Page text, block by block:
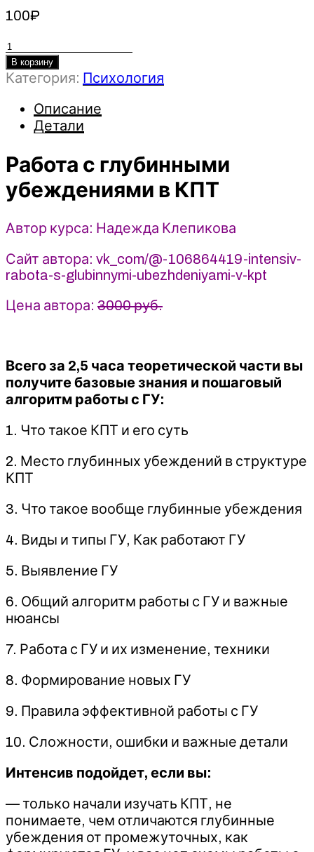
100₽
Количество
товара
Работа
глубинными
убеждениями
КПТ
2022
-
Клепикова
В корзину
Категория: Психология
Описание
Детали
Работа с глубинными
убеждениями в КПТ
Автор курса: Надежда Клепикова
Сайт автора: vk_com/@-106864419-intensiv-
rabota-s-glubinnymi-ubezhdeniyami-v-kpt
Цена автора: 3000 руб.
Всего за 2,5 часа теоретической части вы
получите базовые знания и пошаговый
алгоритм работы с ГУ:
1. Что такое КПТ и его суть
2. Место глубинных убеждений в структуре
КПТ
3. Что такое вообще глубинные убеждения
4. Виды и типы ГУ, Как работают ГУ
5. Выявление ГУ
6. Общий алгоритм работы с ГУ и важные
нюансы
7. Работа с ГУ и их изменение, техники
8. Формирование новых ГУ
9. Правила эффективной работы с ГУ
10. Сложности, ошибки и важные детали
Интенсив подойдет, если вы:
— только начали изучать КПТ, не
понимаете, чем отличаются глубинные
убеждения от промежуточных, как